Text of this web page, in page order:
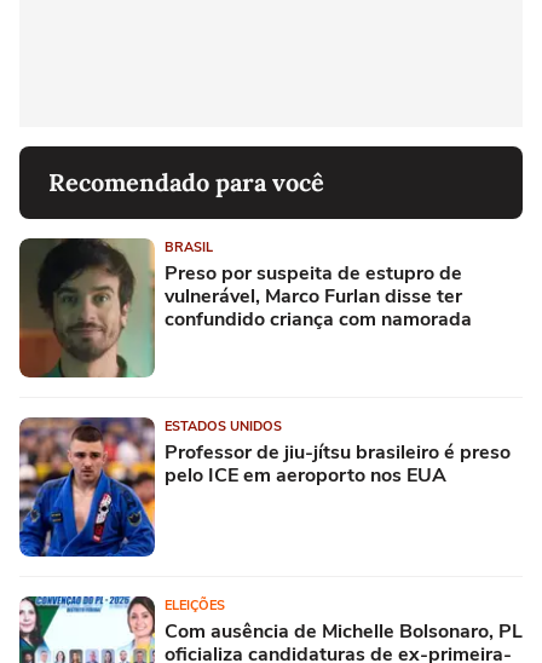
Recomendado para você
BRASIL
Preso por suspeita de estupro de
vulnerável, Marco Furlan disse ter
confundido criança com namorada
ESTADOS UNIDOS
Professor de jiu-jítsu brasileiro é preso
pelo ICE em aeroporto nos EUA
ELEIÇÕES
Com ausência de Michelle Bolsonaro, PL
oficializa candidaturas de ex-primeira-